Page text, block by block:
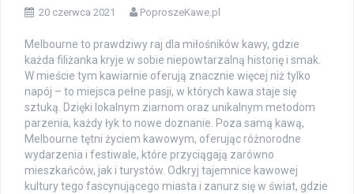
20 czerwca 2021 PoproszeKawe.pl
Melbourne to prawdziwy raj dla miłośników kawy, gdzie
każda filiżanka kryje w sobie niepowtarzalną historię i smak.
W mieście tym kawiarnie oferują znacznie więcej niż tylko
napój – to miejsca pełne pasji, w których kawa staje się
sztuką. Dzięki lokalnym ziarnom oraz unikalnym metodom
parzenia, każdy łyk to nowe doznanie. Poza samą kawą,
Melbourne tętni życiem kawowym, oferując różnorodne
wydarzenia i festiwale, które przyciągają zarówno
mieszkańców, jak i turystów. Odkryj tajemnice kawowej
kultury tego fascynującego miasta i zanurz się w świat, gdzie